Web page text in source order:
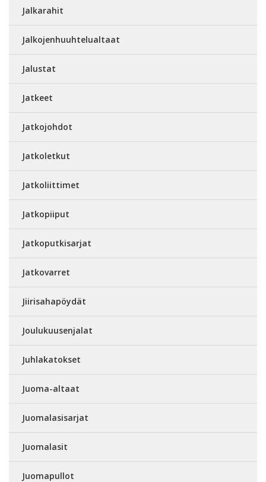
Jalkarahit
Jalkojenhuuhtelualtaat
Jalustat
Jatkeet
Jatkojohdot
Jatkoletkut
Jatkoliittimet
Jatkopiiput
Jatkoputkisarjat
Jatkovarret
Jiirisahapöydät
Joulukuusenjalat
Juhlakatokset
Juoma-altaat
Juomalasisarjat
Juomalasit
Juomapullot